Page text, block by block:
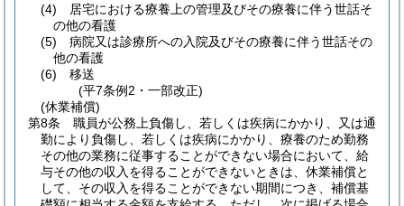
(4)
居宅における療養上の管理及びその療養に伴う世話そ
の他の看護
(5)
病院又は診療所への入院及びその療養に伴う世話その
他の看護
(6)
移送
(平7条例2・一部改正)
(休業補償)
第8条
職員が公務上負傷し、若しくは疾病にかかり、又は通
勤により負傷し、若しくは疾病にかかり、療養のため勤務
その他の業務に従事することができない場合において、給
与その他の収入を得ることができないときは、休業補償と
して、その収入を得ることができない期間につき、補償基